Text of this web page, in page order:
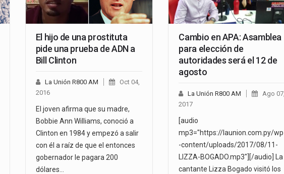
El hijo de una prostituta
pide una prueba de ADN a
Bill Clinton
La Unión R800 AM
Oct 04,
2016
El joven afirma que su madre,
Bobbie Ann Williams, conoció a
Clinton en 1984 y empezó a salir
con él a raíz de que el entonces
gobernador le pagara 200
dólares…
Cambio en APA: Asamblea
para elección de
autoridades será el 12 de
agosto
La Unión R800 AM
Ago 07,
2017
[audio
mp3="https://launion.com.py/wp
-content/uploads/2017/08/11-
LIZZA-BOGADO.mp3"][/audio] La
cantante Lizza Bogado visitó los